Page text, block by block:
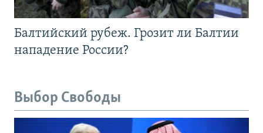
Балтийский рубеж. Грозит ли Балтии
нападение России?
Выбор Свободы